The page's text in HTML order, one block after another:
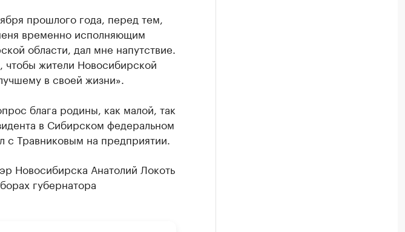
прошлого года, перед тем,
временно исполняющим
области, дал мне напутствие.
чтобы жители Новосибирской
в своей жизни».
блага родины, как малой, так
в Сибирском федеральном
Травниковым на предприятии.
Новосибирска Анатолий Локоть
губернатора